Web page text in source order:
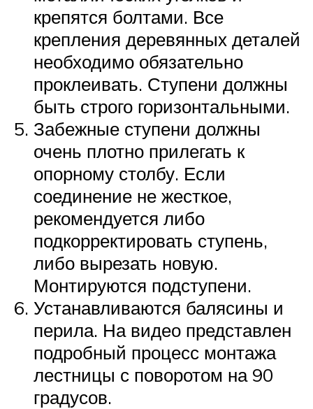
крепятся болтами. Все
крепления деревянных деталей
необходимо обязательно
проклеивать. Ступени должны
быть строго горизонтальными.
Забежные ступени должны
очень плотно прилегать к
опорному столбу. Если
соединение не жесткое,
рекомендуется либо
подкорректировать ступень,
либо вырезать новую.
Монтируются подступени.
Устанавливаются балясины и
перила. На видео представлен
подробный процесс монтажа
лестницы с поворотом на 90
градусов.